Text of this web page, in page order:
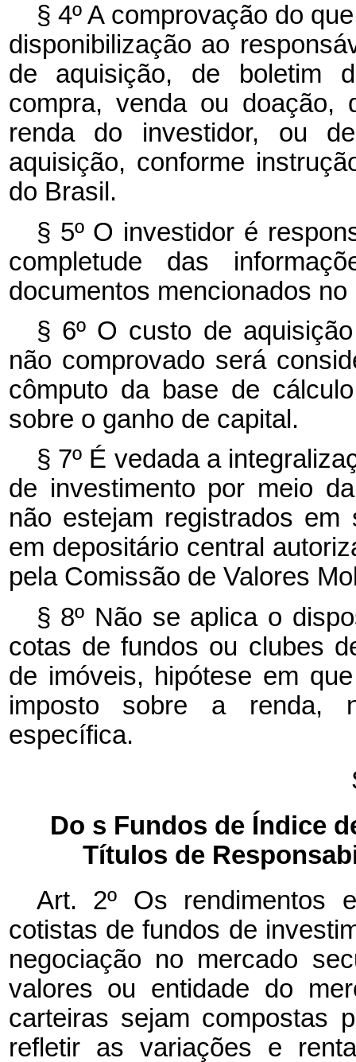
§ 4º A comprovação do
disponibilização ao
de aquisição, de boletim
compra, venda ou doação,
renda do investidor, ou
aquisição, conforme
do Brasil.
§ 5º O investidor é
completude das
documentos mencionados no
§ 6º O custo de
não comprovado será
cômputo da base de
sobre o ganho de capital.
§ 7º É vedada a
de investimento por meio
não estejam registrados
em depositário central
pela Comissão de Valores
§ 8º Não se aplica o
cotas de fundos ou clubes
de imóveis, hipótese em
imposto sobre a renda,
específica.
Do s Fundos de Índice
Títulos de
Art. 2º Os rendimentos
cotistas de fundos de
negociação no mercado
valores ou entidade do
carteiras sejam compostas
refletir as variações e